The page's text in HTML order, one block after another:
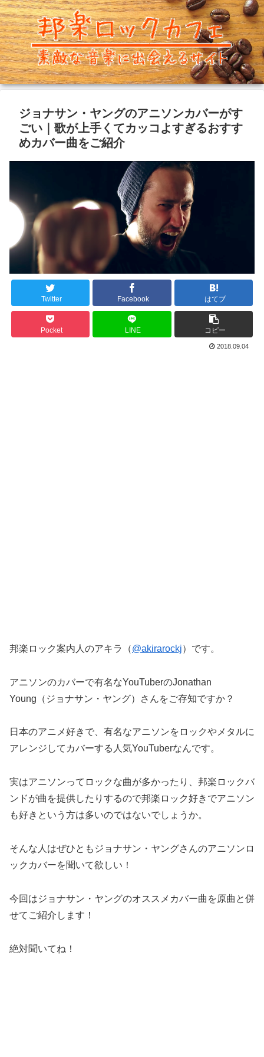
ジョナサン・ヤングのアニソンカバーがす
ごい｜歌が上手くてカッコよすぎるおすす
めカバー曲をご紹介
Twitter Facebook はてブ
Pocket LINE コピー
2018.09.04
邦楽ロック案内人のアキラ（@akirarockj）です。
アニソンのカバーで有名なYouTuberのJonathan
Young（ジョナサン・ヤング）さんをご存知ですか？
日本のアニメ好きで、有名なアニソンをロックやメタルに
アレンジしてカバーする人気YouTuberなんです。
実はアニソンってロックな曲が多かったり、邦楽ロックバ
ンドが曲を提供したりするので邦楽ロック好きでアニソン
も好きという方は多いのではないでしょうか。
そんな人はぜひともジョナサン・ヤングさんのアニソンロ
ックカバーを聞いて欲しい！
今回はジョナサン・ヤングのオススメカバー曲を原曲と併
せてご紹介します！
絶対聞いてね！